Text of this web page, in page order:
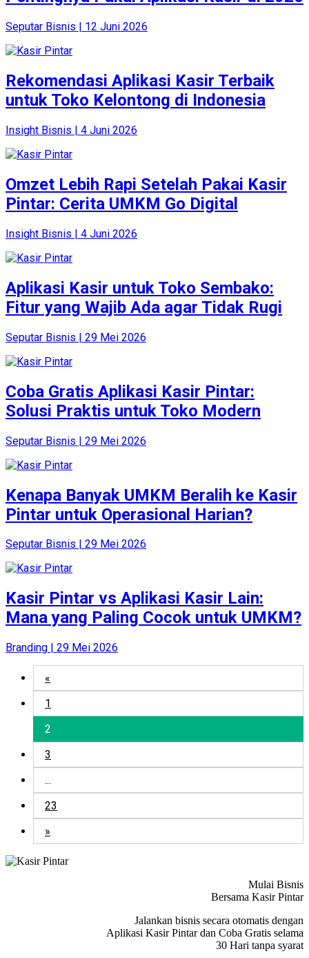
Seputar Bisnis | 12 Juni 2026
Rekomendasi Aplikasi Kasir Terbaik
untuk Toko Kelontong di Indonesia
Insight Bisnis | 4 Juni 2026
Omzet Lebih Rapi Setelah Pakai Kasir
Pintar: Cerita UMKM Go Digital
Insight Bisnis | 4 Juni 2026
Aplikasi Kasir untuk Toko Sembako:
Fitur yang Wajib Ada agar Tidak Rugi
Seputar Bisnis | 29 Mei 2026
Coba Gratis Aplikasi Kasir Pintar:
Solusi Praktis untuk Toko Modern
Seputar Bisnis | 29 Mei 2026
Kenapa Banyak UMKM Beralih ke Kasir
Pintar untuk Operasional Harian?
Seputar Bisnis | 29 Mei 2026
Kasir Pintar vs Aplikasi Kasir Lain:
Mana yang Paling Cocok untuk UMKM?
Branding | 29 Mei 2026
«
1
2
3
...
23
»
Mulai Bisnis
Bersama Kasir Pintar
Jalankan bisnis secara otomatis dengan
Aplikasi Kasir Pintar dan Coba Gratis selama
30 Hari tanpa syarat